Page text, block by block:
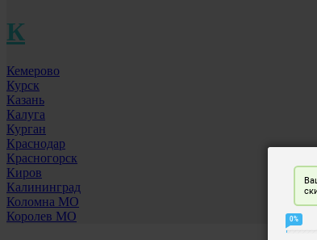
К
Кемерово
Курск
Казань
Калуга
Курган
Краснодар
Красногорск
Киров
Калининград
Коломна МО
Королев МО